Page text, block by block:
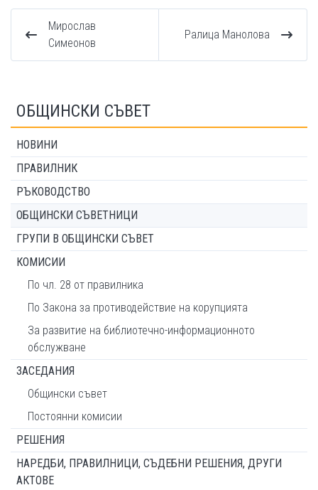
Мирослав
Симеонов
Ралица Манолова
ОБЩИНСКИ СЪВЕТ
НОВИНИ
ПРАВИЛНИК
РЪКОВОДСТВО
ОБЩИНСКИ СЪВЕТНИЦИ
ГРУПИ В ОБЩИНСКИ СЪВЕТ
КОМИСИИ
По чл. 28 от правилника
По Закона за противодействие на корупцията
За развитие на библиотечно-информационното
обслужване
ЗАСЕДАНИЯ
Общински съвет
Постоянни комисии
РЕШЕНИЯ
НАРЕДБИ, ПРАВИЛНИЦИ, СЪДЕБНИ РЕШЕНИЯ, ДРУГИ
АКТОВЕ